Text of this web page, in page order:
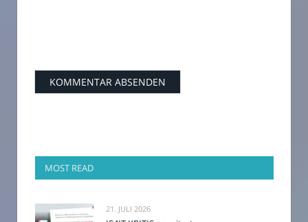
MOST READ
21. JULI 2026